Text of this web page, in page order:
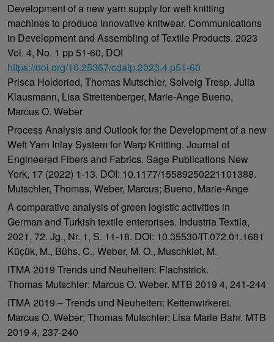
Development of a new yarn supply for weft knitting
machines to produce innovative knitwear. Communications
in Development and Assembling of Textile Products. 2023
Vol. 4, No. 1 pp 51-60, DOI
https://doi.org/10.25367/cdatp.2023.4.p51-60
Prisca Holderied, Thomas Mutschler, Solveig Tresp, Julia
Klausmann, Lisa Streitenberger, Marie-Ange Bueno,
Marcus O. Weber
Process Analysis and Outlook for the Development of a new
Weft Yarn Inlay System for Warp Knitting. Journal of
Engineered Fibers and Fabrics. Sage Publications New
York, 17 (2022) 1-13. DOI: 10.1177/15589250221101388.
Mutschler, Thomas, Weber, Marcus; Bueno, Marie-Ange
A comparative analysis of green logistic activities in
German and Turkish textile enterprises. Industria Textila,
2021, 72. Jg., Nr. 1, S. 11-18. DOI: 10.35530/IT.072.01.1681
Küçük, M., Bühs, C., Weber, M. O., Muschkiet, M.
ITMA 2019 Trends und Neuheiten: Flachstrick.
Thomas Mutschler; Marcus O. Weber. MTB 2019 4, 241-244
ITMA 2019 – Trends und Neuheiten: Kettenwirkerei.
Marcus O. Weber; Thomas Mutschler; Lisa Marie Bahr. MTB
2019 4, 237-240